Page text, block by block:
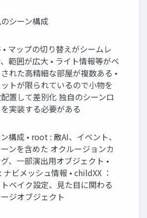
シーン構成
• マップの切り替えがシームレ
範囲が広⼤ • ライト情報等がベ
れた⾼精細な部屋が複数ある •
トが限られているので⼩物を
置して差別化 独⾃のシーンロ
実装する必要がある
構成 • root : 敵AI、イベント、
ンを含めた オクルージョンカ
、⼀部演出⽤オブジェクト •
ナビメッシュ情報 • childXX ：
ベイク設定、⾒た⽬に関わる
ジオブジェクト